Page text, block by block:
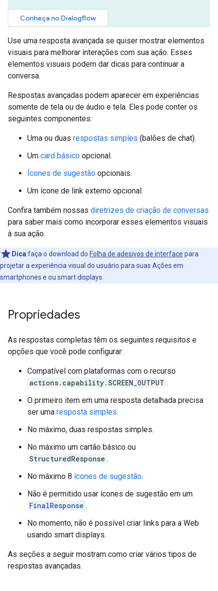
Conheça no Dialogflow
Use uma resposta avançada se quiser mostrar elementos
visuais para melhorar interações com sua ação. Esses
elementos visuais podem dar dicas para continuar a
conversa.
Respostas avançadas podem aparecer em experiências
somente de tela ou de áudio e tela. Eles pode conter os
seguintes componentes:
Uma ou duas respostas simples (balões de chat).
Um card básico opcional.
Ícones de sugestão opcionais.
Um ícone de link externo opcional.
Confira também nossas diretrizes de criação de conversas
para saber mais como incorporar esses elementos visuais
à sua ação.
Dica:faça o download do Folha de adesivos de interface para
projetar a experiência visual do usuário para suas Ações em
smartphones e ou smart displays.
Propriedades
As respostas completas têm os seguintes requisitos e
opções que você pode configurar:
Compatível com plataformas com o recurso
actions.capability.SCREEN_OUTPUT .
O primeiro item em uma resposta detalhada precisa
ser uma resposta simples.
No máximo, duas respostas simples.
No máximo um cartão básico ou
StructuredResponse .
No máximo 8 ícones de sugestão.
Não é permitido usar ícones de sugestão em um
FinalResponse .
No momento, não é possível criar links para a Web
usando smart displays.
As seções a seguir mostram como criar vários tipos de
respostas avançadas.